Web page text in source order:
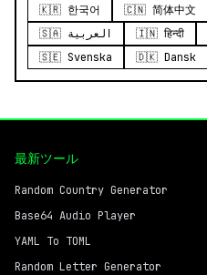
🇰🇷 한국어 🇨🇳 简体中文
🇸🇦 العربية
🇮🇳 हिन्दी
🇸🇪 Svenska
🇩🇰 Dansk
最新ツール
Random Country Generator
Base64 Audio Player
YAML To TOML
Random Letter Generator